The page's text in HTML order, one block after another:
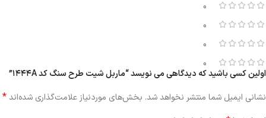
0
0
0
0
اولین کسی باشید که دیدگاهی می نویسد “ماربل شیت طرح سنگ کد ۱۴۴۴A”
نشانی ایمیل شما منتشر نخواهد شد. بخش‌های موردنیاز علامت‌گذاری شده‌اند*